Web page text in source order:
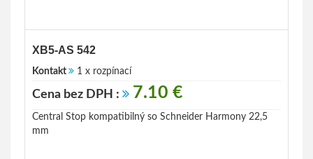
XB5-AS 542
Kontakt 1 x rozpínací
Cena bez DPH : 7.10 €
Central Stop kompatibilný so Schneider Harmony 22,5
mm